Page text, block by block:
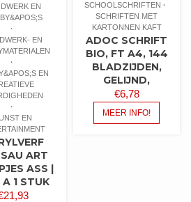
EN
EN
EN
EN
ART
ASS |
A 1 STUK
21,93
SCHOOLSCHRIFTEN
SCHRIFTEN MET
KARTONNEN KAFT
ADOC SCHRIFT
BIO, FT A4, 144
BLADZIJDEN,
GELIJND,
€6,78
MEER INFO!